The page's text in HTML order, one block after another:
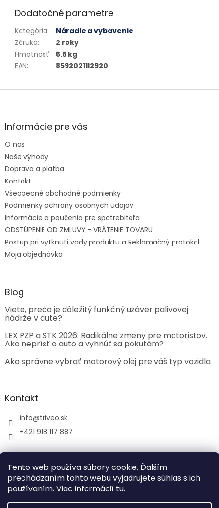
Tento web používa súbory cookie. Ďalším
prechádzaním tohto webu vyjadrujete súhlas s ich
používaním. Viac informácií tu.
Dodatočné parametre
Kategória:
Náradie a vybavenie
Záruka:
2 roky
Hmotnosť: 5.5 kg
EAN: 8592021112920
Zápätie
Informácie pre vás
O nás
Naše výhody
Doprava a platba
Kontakt
Všeobecné obchodné podmienky
Podmienky ochrany osobných údajov
Informácie a poučenia pre spotrebiteľa
ODSTÚPENIE OD ZMLUVY - VRÁTENIE TOVARU
Postup pri vytknutí vady produktu a Reklamačný protokol
Moja objednávka
Blog
Viete, prečo je dôležitý funkčný uzáver palivovej
nádrže v aute?
LEX PZP a STK 2026: Radikálne zmeny pre motoristov.
Ako neprísť o auto a vyhnúť sa pokutám?
Ako správne vybrať motorový olej pre váš typ vozidla
Kontakt
info@triveo.sk
+421 918 117 887
Vytvoril Shoptet